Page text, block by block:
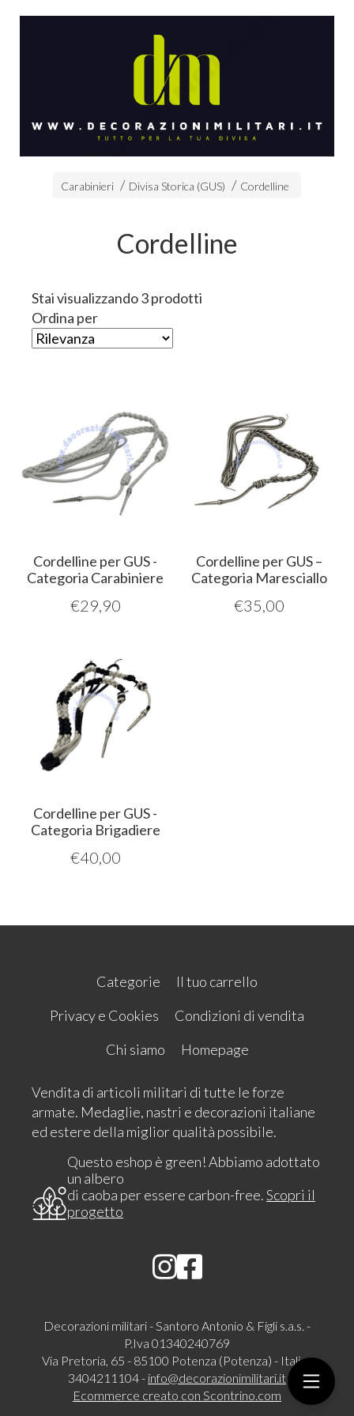
Carabinieri Divisa Storica (GUS) Cordelline
Cordelline
Stai visualizzando 3 prodotti
Ordina per
Cordelline per GUS -
Categoria Carabiniere
€29,90
Cordelline per GUS –
Categoria Maresciallo
€35,00
Cordelline per GUS -
Categoria Brigadiere
€40,00
Categorie
Il tuo carrello
Privacy e Cookies
Condizioni di vendita
Chi siamo
Homepage
Vendita di articoli militari di tutte le forze
armate. Medaglie, nastri e decorazioni italiane
ed estere della miglior qualità possibile.
Questo eshop è green! Abbiamo adottato
un albero
di caoba per essere carbon-free.Scopri il
progetto
Decorazioni militari - Santoro Antonio & Figli s.a.s. -
P.Iva 01340240769
Via Pretoria, 65 - 85100 Potenza (Potenza) - Italia -
3404211104 - info@decorazionimilitari.it
Ecommerce creato con Scontrino.com